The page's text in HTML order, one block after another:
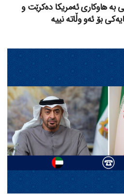
بە هاوکاری ئەمریکا دەکرێت و
بۆ ئەو وڵاتە نییە